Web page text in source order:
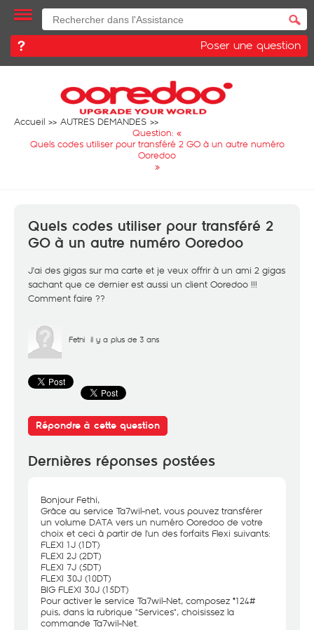
Poser une question
Accueil
AUTRES DEMANDES
Question: «
Quels codes utiliser pour transféré 2 GO à un autre numéro
Ooredoo
»
Quels codes utiliser pour transféré 2
GO à un autre numéro Ooredoo
J'ai des gigas sur ma carte et je veux offrir à un ami 2 gigas
sachant que ce dernier est aussi un client Ooredoo !!!
Comment faire ??
Fethi il y a plus de 3 ans
Répondre à cette question
Dernières réponses postées
Bonjour Fethi,
Grâce au service Ta7wil-net, vous pouvez transférer
un volume DATA vers un numéro Ooredoo de votre
choix et ceci à partir de l'un des forfaits Flexi suivants:
FLEXI 1J (1DT)
FLEXI 2J (2DT)
FLEXI 7J (5DT)
FLEXI 30J (10DT)
BIG FLEXI 30J (15DT)
Pour activer le service Ta7wil-Net, composez *124#
puis, dans la rubrique "Services", choisissez la
commande Ta7wil-Net.